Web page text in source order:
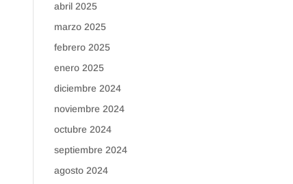
abril 2025
marzo 2025
febrero 2025
enero 2025
diciembre 2024
noviembre 2024
octubre 2024
septiembre 2024
agosto 2024